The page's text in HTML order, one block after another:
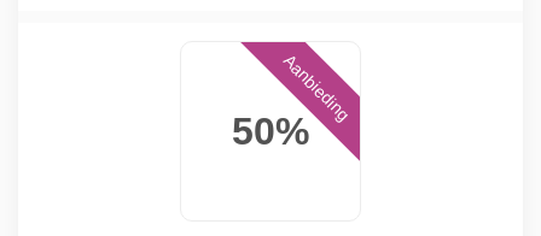
50%
Aanbieding